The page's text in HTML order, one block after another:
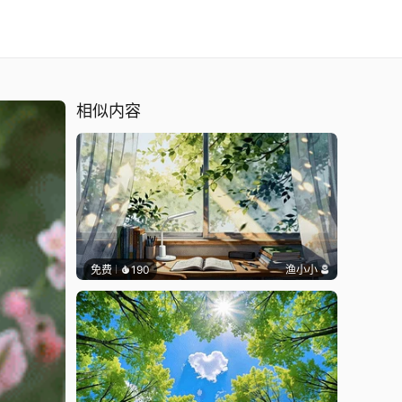
相似内容
免费 190 渔小小